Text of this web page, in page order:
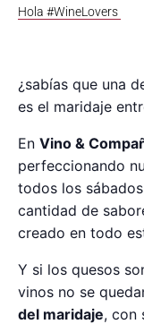
Hola #WineLovers
¿sabías que una
es el maridaje
En Vino &
perfeccionando
todos los
cantidad de
creado en todo
Y si los quesos
vinos no se
del maridaje, con